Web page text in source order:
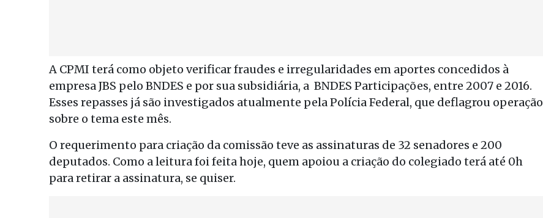
A CPMI terá como objeto verificar fraudes e irregularidades em aportes concedidos à
empresa JBS pelo BNDES e por sua subsidiária, a BNDES Participações, entre 2007 e 2016.
Esses repasses já são investigados atualmente pela Polícia Federal, que deflagrou operação
sobre o tema este mês.
O requerimento para criação da comissão teve as assinaturas de 32 senadores e 200
deputados. Como a leitura foi feita hoje, quem apoiou a criação do colegiado terá até 0h
para retirar a assinatura, se quiser.